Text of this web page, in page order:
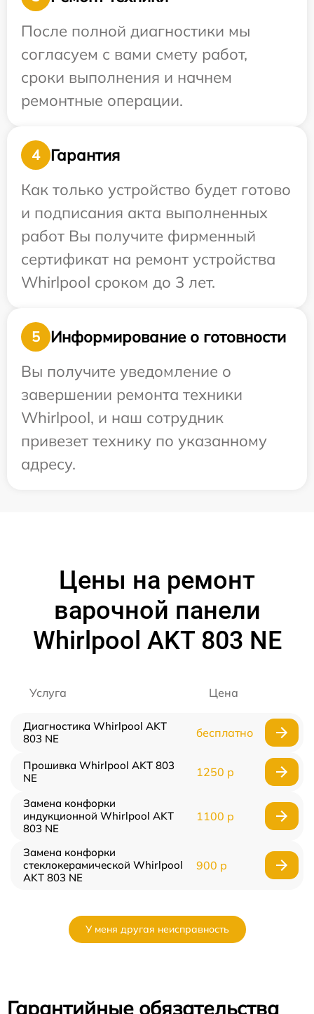
После полной диагностики мы
согласуем с вами смету работ,
сроки выполнения и начнем
ремонтные операции.
4
Гарантия
Как только устройство будет готово
и подписания акта выполненных
работ Вы получите фирменный
сертификат на ремонт устройства
Whirlpool сроком до 3 лет.
5
Информирование о готовности
Вы получите уведомление о
завершении ремонта техники
Whirlpool, и наш сотрудник
привезет технику по указанному
адресу.
Цены на ремонт
варочной панели
Whirlpool AKT 803 NE
Услуга Цена
Диагностика Whirlpool AKT
803 NE
бесплатно
Прошивка Whirlpool AKT 803
NE
1250 р
Замена конфорки
индукционной Whirlpool AKT
803 NE
1100 р
Замена конфорки
стеклокерамической Whirlpool
AKT 803 NE
900 р
У меня другая неисправность
Гарантийные обязательства